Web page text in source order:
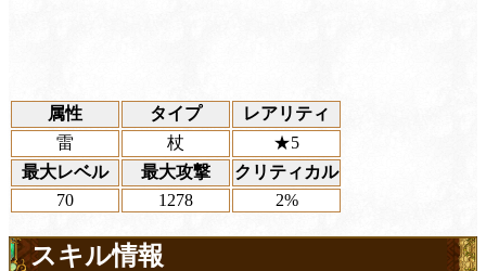
属性 タイプ
レアリティ
雷
杖
★5
最大レベル
最大攻撃
クリティカル
70
1278 2%
スキル情報